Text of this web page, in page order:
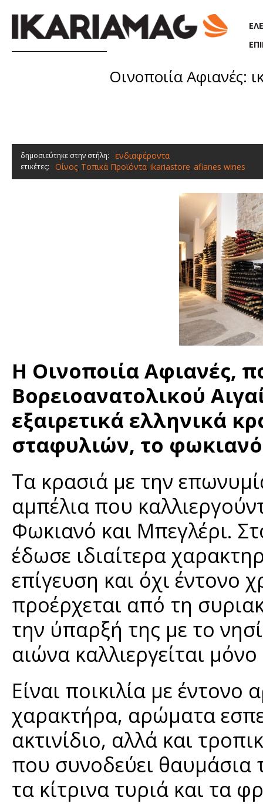
Oινοποιία Αφιανές:
δημοσιεύτηκε στην στήλη: ενδιαφέροντα
ετικέτες: Οίνος, Τοπικά Προϊόντα, ikariastore, afianes wines
Η Οινοποιία Αφιανές,
Βορειοανατολικού
εξαιρετικά ελληνικά
σταφυλιών, το φωκιανό
Τα κρασιά με την
αμπέλια που
Φωκιανό και Μπεγλέρι.
έδωσε ιδιαίτερα
επίγευση και όχι έντονο
προέρχεται από τη
την ύπαρξή της με το
αιώνα καλλιεργείται μόνο
Είναι ποικιλία με
χαρακτήρα, αρώματα
ακτινίδιο, αλλά και
που συνοδεύει θαυμάσια
τα κίτρινα τυριά και τα